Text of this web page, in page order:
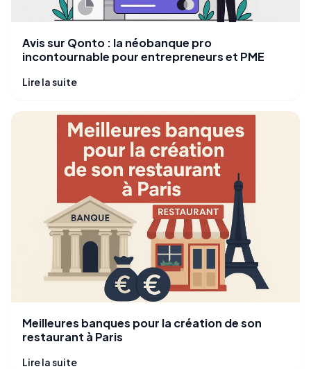
Avis sur Qonto : la néobanque pro
incontournable pour entrepreneurs et PME
Lire la suite
Meilleures banques pour la création de son
restaurant à Paris
Lire la suite